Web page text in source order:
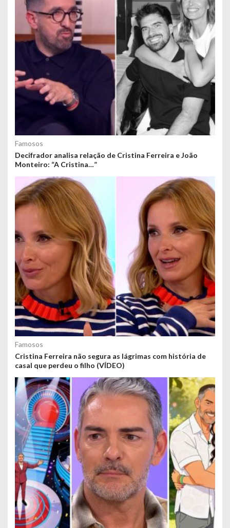
Famosos
Decifrador analisa relação de Cristina Ferreira e João
Monteiro: “A Cristina…”
Famosos
Cristina Ferreira não segura as lágrimas com história de
casal que perdeu o filho (VÍDEO)